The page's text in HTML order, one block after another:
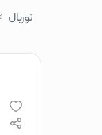
توربال